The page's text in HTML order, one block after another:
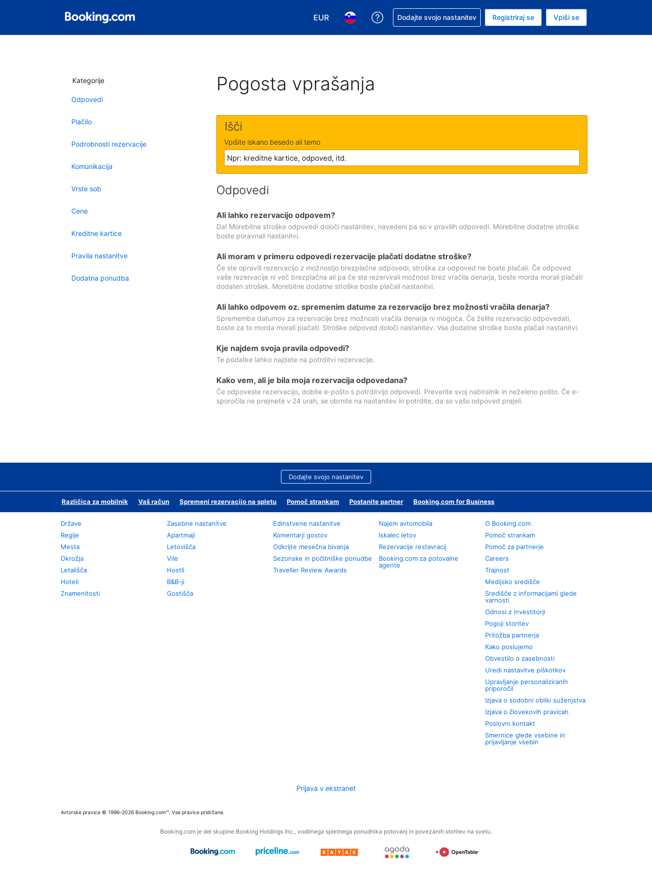
EUR
Izbira valute. Vaša trenutna valuta je evro
Izbira jezika. Vaš trenutni jezik je Slovenščini
Zaprosite za pomoč pri rezervaciji
Dodajte svojo nastanitev Registriraj se Vpiši se
Kategorije
Odpovedi
Plačilo
Podrobnosti rezervacije
Komunikacija
Vrste sob
Cene
Kreditne kartice
Pravila nastanitve
Dodatna ponudba
Pogosta vprašanja
Išči
Vpišite iskano besedo ali temo
Odpovedi
Ali lahko rezervacijo odpovem?
Da! Morebitne stroške odpovedi določi nastanitev, navedeni pa so v pravilih odpovedi. Morebitne dodatne stroške
boste poravnali nastanitvi.
Ali moram v primeru odpovedi rezervacije plačati dodatne stroške?
Če ste opravili rezervacijo z možnostjo brezplačne odpovedi, stroška za odpoved ne boste plačali. Če odpoved
vaše rezervacije ni več brezplačna ali pa če ste rezervirali možnost brez vračila denarja, boste morda morali plačati
dodaten strošek. Morebitne dodatne stroške boste plačali nastanitvi.
Ali lahko odpovem oz. spremenim datume za rezervacijo brez možnosti vračila denarja?
Sprememba datumov za rezervacije brez možnosti vračila denarja ni mogoča. Če želite rezervacijo odpovedati,
boste za to morda morali plačati. Stroške odpoved določi nastanitev. Vse dodatne stroške boste plačali nastanitvi.
Kje najdem svoja pravila odpovedi?
Te podatke lahko najdete na potrditvi rezervacije.
Kako vem, ali je bila moja rezervacija odpovedana?
Če odpoveste rezervacijo, dobite e-pošto s potrditvijo odpovedi. Preverite svoj nabiralnik in neželeno pošto. Če e-
sporočila ne prejmete v 24 urah, se obrnite na nastanitev in potrdite, da so vašo odpoved prejeli.
Dodajte svojo nastanitev
Različica za mobilnik Vaš račun Spremeni rezervacijo na spletu Pomoč strankam Postanite partner Booking.com for Business
Države
Regije
Mesta
Okrožja
Letališča
Hoteli
Znamenitosti
Zasebne nastanitve
Apartmaji
Letovišča
Vile
Hostli
B&B-ji
Gostišča
Edinstvene nastanitve
Komentarji gostov
Odkrijte mesečna bivanja
Sezonske in počitniške ponudbe
Traveller Review Awards
Najem avtomobila
Iskalec letov
Rezervacije restavracij
Booking.com za potovalne
agente
O Booking.com
Pomoč strankam
Pomoč za partnerje
Careers
Trajnost
Medijsko središče
Središče z informacijami glede
varnosti
Odnosi z investitorji
Pogoji storitev
Pritožba partnerja
Kako poslujemo
Obvestilo o zasebnosti
Uredi nastavitve piškotkov
Upravljanje personaliziranih
priporočil
Izjava o sodobni obliki suženjstva
Izjava o človekovih pravicah
Poslovni kontakt
Smernice glede vsebine in
prijavljanje vsebin
Prijava v ekstranet
Avtorske pravice © 1996–2026 Booking.com™. Vse pravice pridržane.
Booking.com je del skupine Booking Holdings Inc., vodilnega spletnega ponudnika potovanj in povezanih storitev na svetu.